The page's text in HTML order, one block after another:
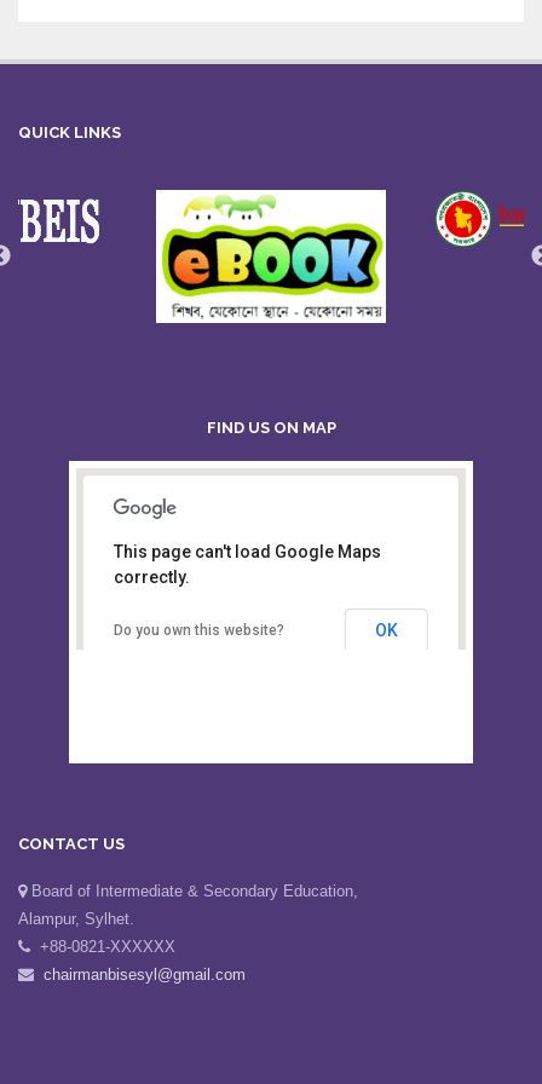
QUICK LINKS
FIND US ON MAP
Board of Intermediate &
Secondary Education, Alampur,
This page can't load Google Maps
correctly.
Do you own this website? OK
CONTACT US
Board of Intermediate & Secondary Education,
Alampur, Sylhet.
+88-0821-XXXXXX
chairmanbisesyl@gmail.com